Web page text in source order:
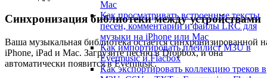
Mac
Как просматривать встроенные тексты
песен, комментарии и файлы LRC для
музыки на iPhone или Mac
Как импортировать плейлист M3U в
Evermusic и Flacbox
Как экспортировать коллекцию треков в
Синхронизация библиотеки между устройствами
Ваша музыкальная библиотека остаётся синхронизированной
iPhone, iPad и Mac. Загрузите песню в Dropbox, и она
автоматически появится в Evermusic.